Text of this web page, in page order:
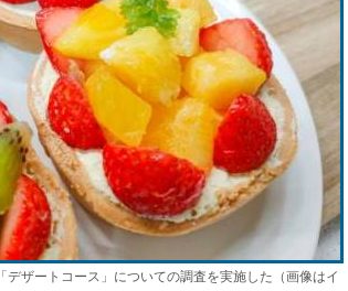
ザートコース」についての調査を実施した（画像はイ